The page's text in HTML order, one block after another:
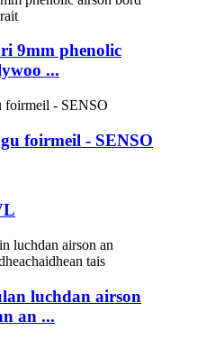
9mm phenolic
...
foirmeil - SENSO
luchdan airson
an ...